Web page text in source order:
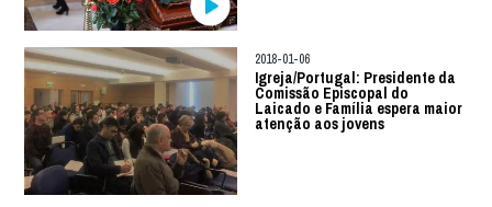
2018-01-06
Igreja/Portugal: Presidente da
Comissão Episcopal do
Laicado e Família espera maior
atenção aos jovens